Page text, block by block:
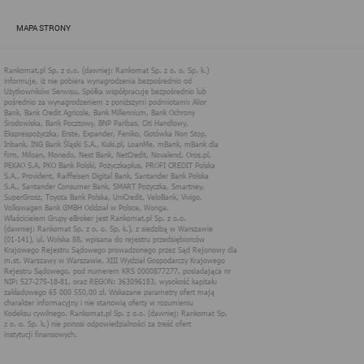
MAPA STRONY
dostosowanie usług, świadczonych w ramach serwisu do potrzeb
Więcej informacji na temat stosowania technologii cookies w
serwisie dostępne jest w Polityce Cookies.
Polityka Cookies serwisów
internetowych spółki Rankomat.pl Sp. z
o.o. (dawniej: Rankomat Sp. z o. o. Sp.
k.)
Rankomat.pl Sp. z o.o. (dawniej: Rankomat Sp. z o. o. Sp. k.), z
siedzibą w Warszawie (01-141), ul. Wolska 88, wpisana do rejestru
przedsiębiorców Krajowego Rejestru Sądowego prowadzonego
przez Sąd Rejonowy dla m.st. Warszawy w Warszawie, XIII
Wydział Gospodarczy Krajowego Rejestru Sądowego, pod
numerem KRS 0000877277, posiadająca nr NIP: 527-275-18-81,
oraz REGON: 363096183, zwana dalej "Rankomat" wykorzystuje
na swoich stronach internetowych technologię "cookies".
Zasady wykorzystania informacji dostarczonych przez
użytkownika w ramach technologii cookies w trakcie korzystania
ze stron internetowych i Rankomat określa niniejszy dokument.
Każdy użytkownik serwisów Rankomat proszony jest o